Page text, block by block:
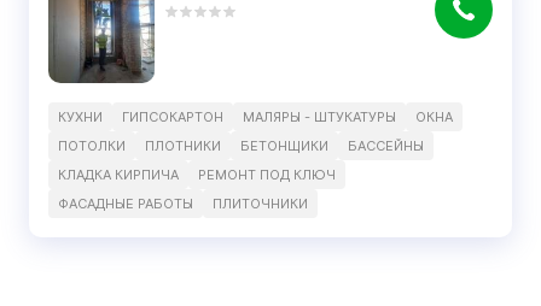
КУХНИ ГИПСОКАРТОН МАЛЯРЫ - ШТУКАТУРЫ
ОКНА
ПОТОЛКИ
ПЛОТНИКИ БЕТОНЩИКИ
БАССЕЙНЫ
КЛАДКА КИРПИЧА
РЕМОНТ ПОД КЛЮЧ
ФАСАДНЫЕ РАБОТЫ
ПЛИТОЧНИКИ